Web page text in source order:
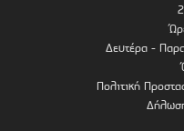
Δευτέρα -
Πολιτική